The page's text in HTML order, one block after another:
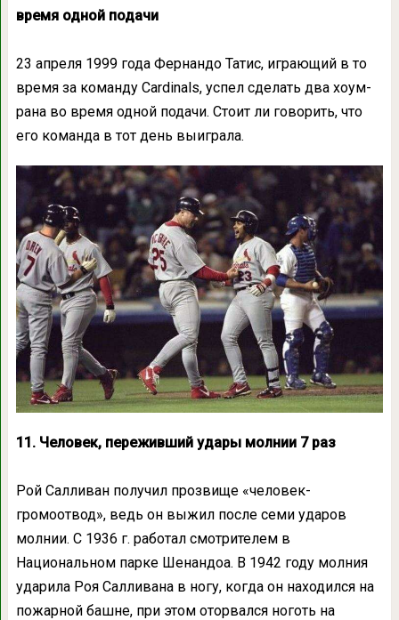
время одной подачи
23 апреля 1999 года Фернандо Татис, играющий в то
время за команду Cardinals, успел сделать два хоум-
рана во время одной подачи. Стоит ли говорить, что
его команда в тот день выиграла.
11. Человек, переживший удары молнии 7 раз
Рой Салливан получил прозвище «человек-
громоотвод», ведь он выжил после семи ударов
молнии. С 1936 г. работал смотрителем в
Национальном парке Шенандоа. В 1942 году молния
ударила Роя Салливана в ногу, когда он находился на
пожарной башне, при этом оторвался ноготь на